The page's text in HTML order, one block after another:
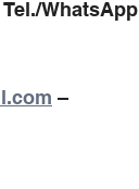
Tel./WhatsApp
–